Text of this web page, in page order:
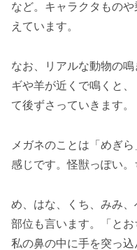
など。キャラクタもの
えています。
なお、リアルな動物の
ギや羊が近くで鳴くと
て後ずさっていきます。
メガネのことは「めぎ
感じです。怪獣っぽい。
め、はな、くち、みみ
部位も言います。「と
私の鼻の中に手を突っ込